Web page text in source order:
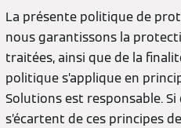
La présente politique de
nous garantissons la
traitées, ainsi que de la
politique s’applique en
Solutions est responsable.
s’écartent de ces principes